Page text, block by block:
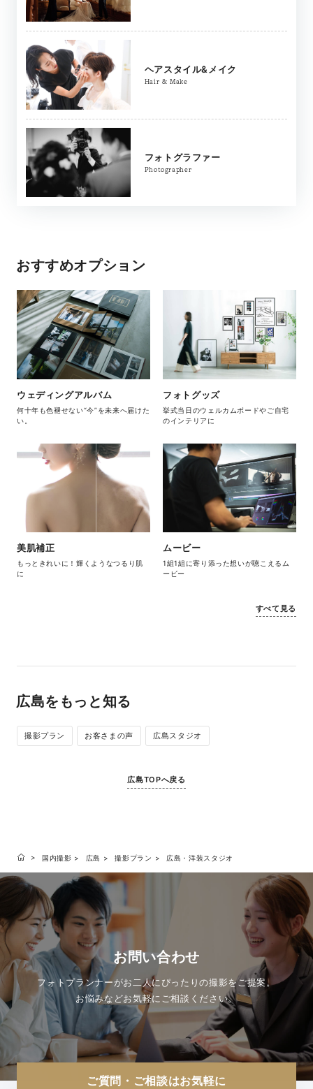
ヘアスタイル&メイク
Hair & Make
フォトグラファー
Photographer
おすすめオプション
ウェディングアルバム
何十年も色褪せない“今”を未来へ届けた
い。
フォトグッズ
挙式当日のウェルカムボードやご自宅
のインテリアに
美肌補正
もっときれいに！輝くようなつるり肌
に
ムービー
1組1組に寄り添った想いが聴こえるム
ービー
すべて見る
広島をもっと知る
撮影プラン お客さまの声 広島スタジオ
広島TOPへ戻る
国内撮影 広島 撮影プラン 広島・洋装スタジオ
お問い合わせ
フォトプランナーがお二人にぴったりの撮影をご提案。
お悩みなどお気軽にご相談ください。
ご質問・ご相談はお気軽に